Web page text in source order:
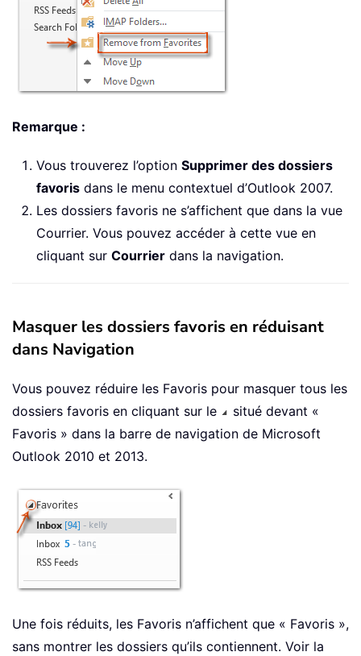
Remarque :
Vous trouverez l’option Supprimer des dossiers
favoris dans le menu contextuel d’Outlook 2007.
Les dossiers favoris ne s’affichent que dans la vue
Courrier. Vous pouvez accéder à cette vue en
cliquant sur Courrier dans la navigation.
Masquer les dossiers favoris en réduisant
dans Navigation
Vous pouvez réduire les Favoris pour masquer tous les
dossiers favoris en cliquant sur le
situé devant «
Favoris » dans la barre de navigation de Microsoft
Outlook 2010 et 2013.
Une fois réduits, les Favoris n’affichent que « Favoris »,
sans montrer les dossiers qu’ils contiennent. Voir la